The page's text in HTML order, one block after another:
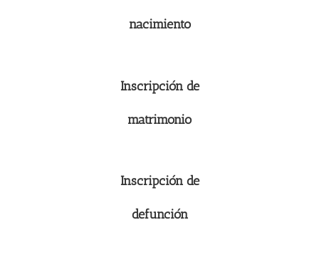
nacimiento
Inscripción de
matrimonio
Inscripción de
defunción